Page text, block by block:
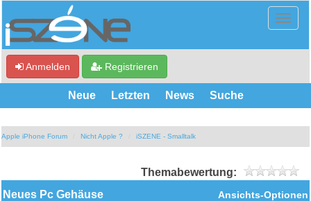
Anmelden Registrieren
Neue Letzten News Suche
Apple iPhone Forum Nicht Apple ? iSZENE - Smalltalk
Themabewertung:
Ansichts-Optionen
Neues Pc Gehäuse